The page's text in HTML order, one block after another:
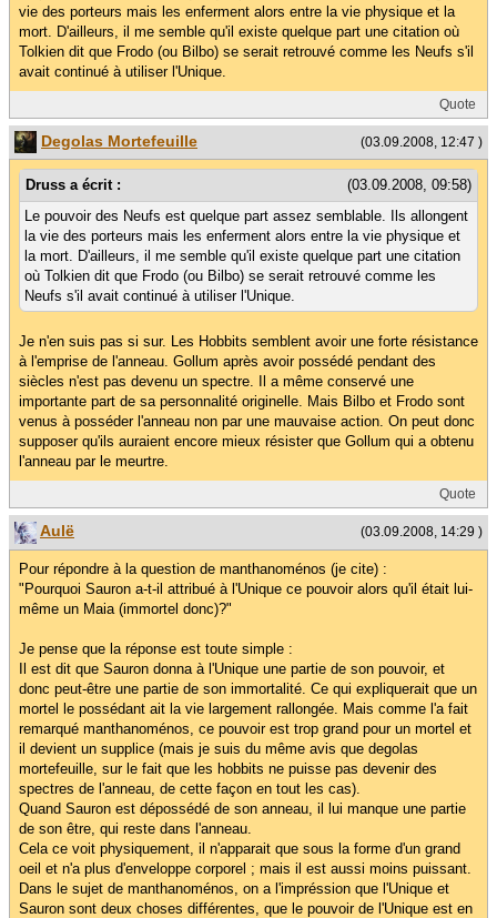
vie des porteurs mais les enferment alors entre la vie physique et la
mort. D'ailleurs, il me semble qu'il existe quelque part une citation où
Tolkien dit que Frodo (ou Bilbo) se serait retrouvé comme les Neufs s'il
avait continué à utiliser l'Unique.
Quote
(03.09.2008, 12:47 )
Degolas Mortefeuille
(03.09.2008, 09:58)
Druss a écrit :
Le pouvoir des Neufs est quelque part assez semblable. Ils allongent
la vie des porteurs mais les enferment alors entre la vie physique et
la mort. D'ailleurs, il me semble qu'il existe quelque part une citation
où Tolkien dit que Frodo (ou Bilbo) se serait retrouvé comme les
Neufs s'il avait continué à utiliser l'Unique.
Je n'en suis pas si sur. Les Hobbits semblent avoir une forte résistance
à l'emprise de l'anneau. Gollum après avoir possédé pendant des
siècles n'est pas devenu un spectre. Il a même conservé une
importante part de sa personnalité originelle. Mais Bilbo et Frodo sont
venus à posséder l'anneau non par une mauvaise action. On peut donc
supposer qu'ils auraient encore mieux résister que Gollum qui a obtenu
l'anneau par le meurtre.
Quote
(03.09.2008, 14:29 )
Aulë
Pour répondre à la question de manthanoménos (je cite) :
"Pourquoi Sauron a-t-il attribué à l'Unique ce pouvoir alors qu'il était lui-
même un Maia (immortel donc)?"
Je pense que la réponse est toute simple :
Il est dit que Sauron donna à l'Unique une partie de son pouvoir, et
donc peut-être une partie de son immortalité. Ce qui expliquerait que un
mortel le possédant ait la vie largement rallongée. Mais comme l'a fait
remarqué manthanoménos, ce pouvoir est trop grand pour un mortel et
il devient un supplice (mais je suis du même avis que degolas
mortefeuille, sur le fait que les hobbits ne puisse pas devenir des
spectres de l'anneau, de cette façon en tout les cas).
Quand Sauron est dépossédé de son anneau, il lui manque une partie
de son être, qui reste dans l'anneau.
Cela ce voit physiquement, il n'apparait que sous la forme d'un grand
oeil et n'a plus d'enveloppe corporel ; mais il est aussi moins puissant.
Dans le sujet de manthanoménos, on a l'impréssion que l'Unique et
Sauron sont deux choses différentes, que le pouvoir de l'Unique est en